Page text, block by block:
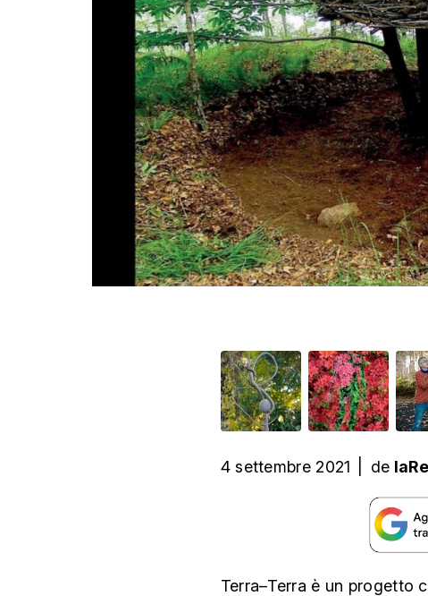
4 settembre 2021 de
Terra–Terra è un progetto